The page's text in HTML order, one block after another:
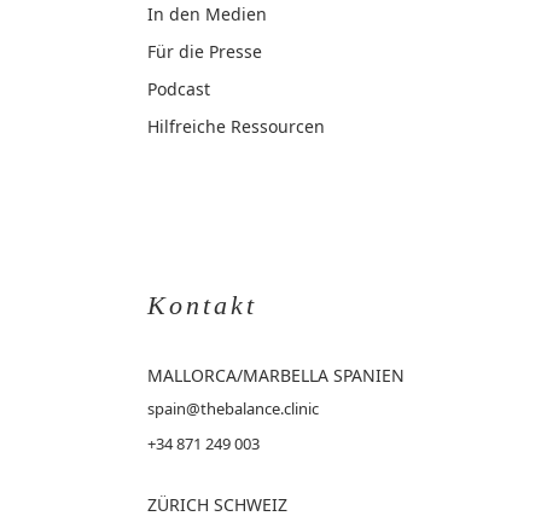
In den Medien
Für die Presse
Podcast
Hilfreiche Ressourcen
Kontakt
MALLORCA/MARBELLA SPANIEN
spain@thebalance.clinic
+34 871 249 003
ZÜRICH SCHWEIZ